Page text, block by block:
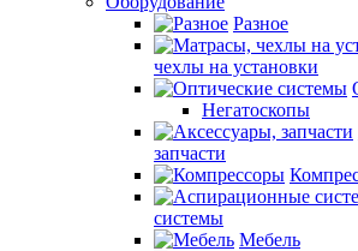
Разное
чехлы на установки
Негатоскопы
запчасти
системы
Мебель